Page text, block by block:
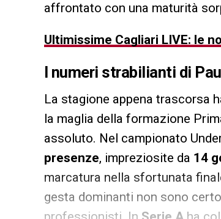
affrontato con una maturità
Ultimissime Cagliari LIVE: le
I numeri strabilianti di
La stagione appena trascorsa
la maglia della formazione
assoluto. Nel campionato
presenze, impreziosite da 14
marcatura nella sfortunata
gesta dominanti non sono